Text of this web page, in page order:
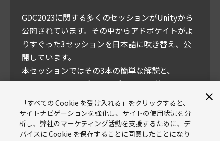
GDC2023に関する多くのセッションがUnityから
公開されています。その中からアドボケイトがよ
りすぐった3セッションを日本語に吹き替え、公
開しています。
本セッションではその3本の簡単な解説と、
GDC2023のUnityブースレポートをお送りしてい
ます。
「すべての Cookie を受け入れる」をクリックすると、
サイトナビゲーションを強化し、サイトの使用状況を分
析し、弊社のマーケティング活動を支援するために、デ
バイスに Cookie を保存することに同意したことになり